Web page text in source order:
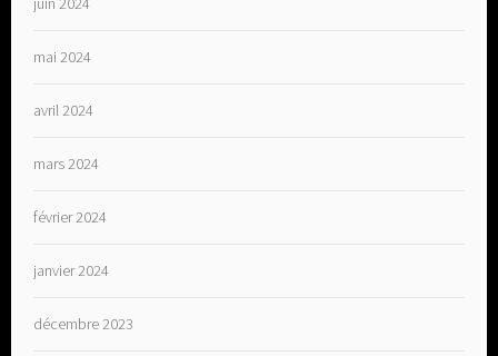
mai 2024
avril 2024
mars 2024
février 2024
janvier 2024
décembre 2023